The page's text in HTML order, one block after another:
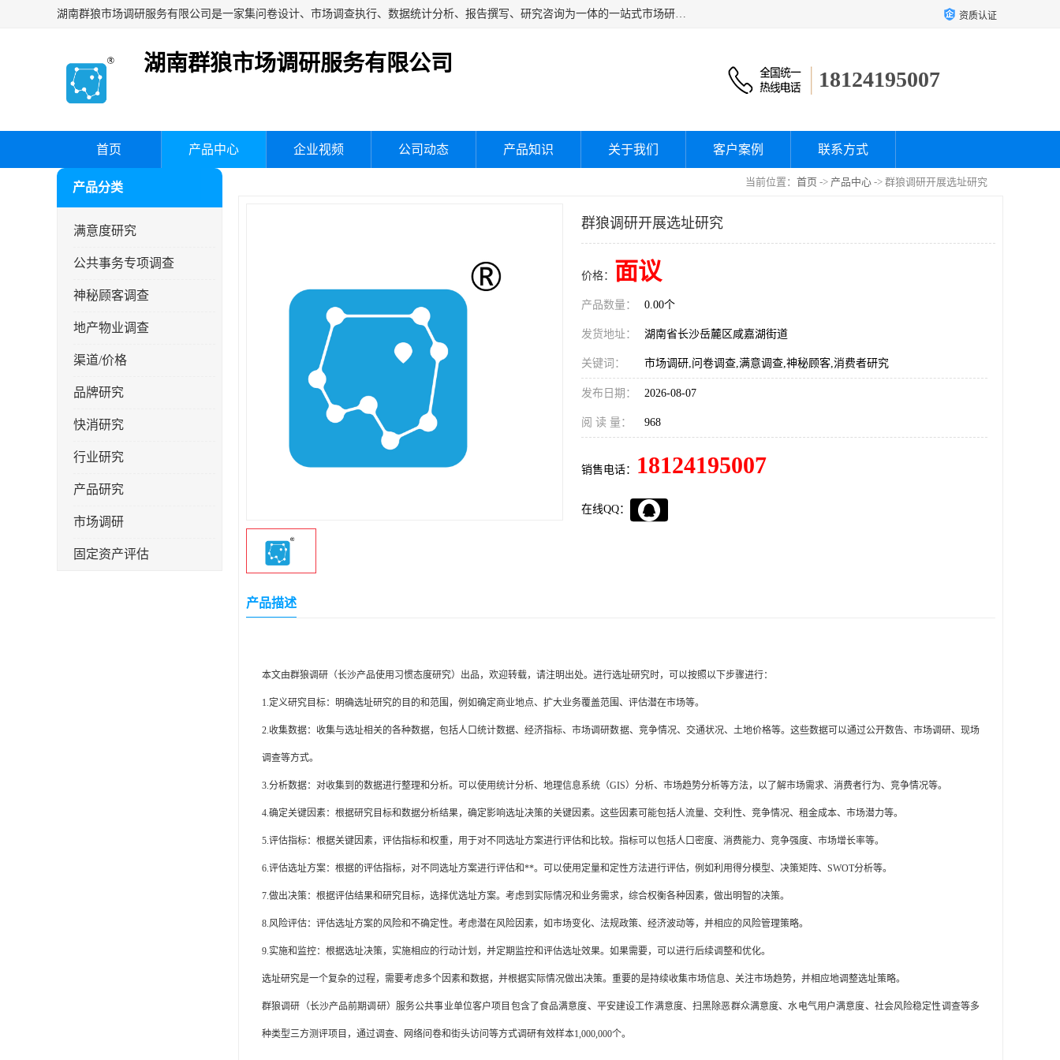
湖南群狼市场调研服务有限公司是一家集问卷设计、市场调查执行、数据统计分析、报告撰写、研究咨询为一体的一站式市场研究服务机构，主要服务：市场调研、三方评估、满意度研究、快消研究、地产物业调查、品牌研究、神秘顾客调查、行业研究、产品研究、公共事务专项调查等。 资质认证
湖南群狼市场调研服务有限公司
18124195007
首页 产品中心 企业视频 公司动态 产品知识 关于我们 客户案例 联系方式
当前位置： 首页 -> 产品中心 -> 群狼调研开展选址研究
产品分类
满意度研究
公共事务专项调查
神秘顾客调查
地产物业调查
渠道/价格
品牌研究
快消研究
行业研究
产品研究
市场调研
固定资产评估
群狼调研开展选址研究
价格： 面议
产品数量： 0.00个
发货地址： 湖南省长沙岳麓区咸嘉湖街道
关键词： 市场调研,问卷调查,满意调查,神秘顾客,消费者研究
发布日期： 2026-08-07
阅 读 量： 968
销售电话： 18124195007
在线QQ：
产品描述
本文由群狼调研（长沙产品使用习惯态度研究）出品，欢迎转载，请注明出处。进行选址研究时，可以按照以下步骤进行：
1.定义研究目标：明确选址研究的目的和范围，例如确定商业地点、扩大业务覆盖范围、评估潜在市场等。
2.收集数据：收集与选址相关的各种数据，包括人口统计数据、经济指标、市场调研数据、竞争情况、交通状况、土地价格等。这些数据可以通过公开数告、市场调研、现场
调查等方式。
3.分析数据：对收集到的数据进行整理和分析。可以使用统计分析、地理信息系统（GIS）分析、市场趋势分析等方法，以了解市场需求、消费者行为、竞争情况等。
4.确定关键因素：根据研究目标和数据分析结果，确定影响选址决策的关键因素。这些因素可能包括人流量、交利性、竞争情况、租金成本、市场潜力等。
5.评估指标：根据关键因素，评估指标和权重，用于对不同选址方案进行评估和比较。指标可以包括人口密度、消费能力、竞争强度、市场增长率等。
6.评估选址方案：根据的评估指标，对不同选址方案进行评估和**。可以使用定量和定性方法进行评估，例如利用得分模型、决策矩阵、SWOT分析等。
7.做出决策：根据评估结果和研究目标，选择优选址方案。考虑到实际情况和业务需求，综合权衡各种因素，做出明智的决策。
8.风险评估：评估选址方案的风险和不确定性。考虑潜在风险因素，如市场变化、法规政策、经济波动等，并相应的风险管理策略。
9.实施和监控：根据选址决策，实施相应的行动计划，并定期监控和评估选址效果。如果需要，可以进行后续调整和优化。
选址研究是一个复杂的过程，需要考虑多个因素和数据，并根据实际情况做出决策。重要的是持续收集市场信息、关注市场趋势，并相应地调整选址策略。
群狼调研（长沙产品前期调研）服务公共事业单位客户项目包含了食品满意度、平安建设工作满意度、扫黑除恶群众满意度、水电气用户满意度、社会风险稳定性调查等多
种类型三方测评项目，通过调查、网络问卷和街头访问等方式调研有效样本1,000,000个。